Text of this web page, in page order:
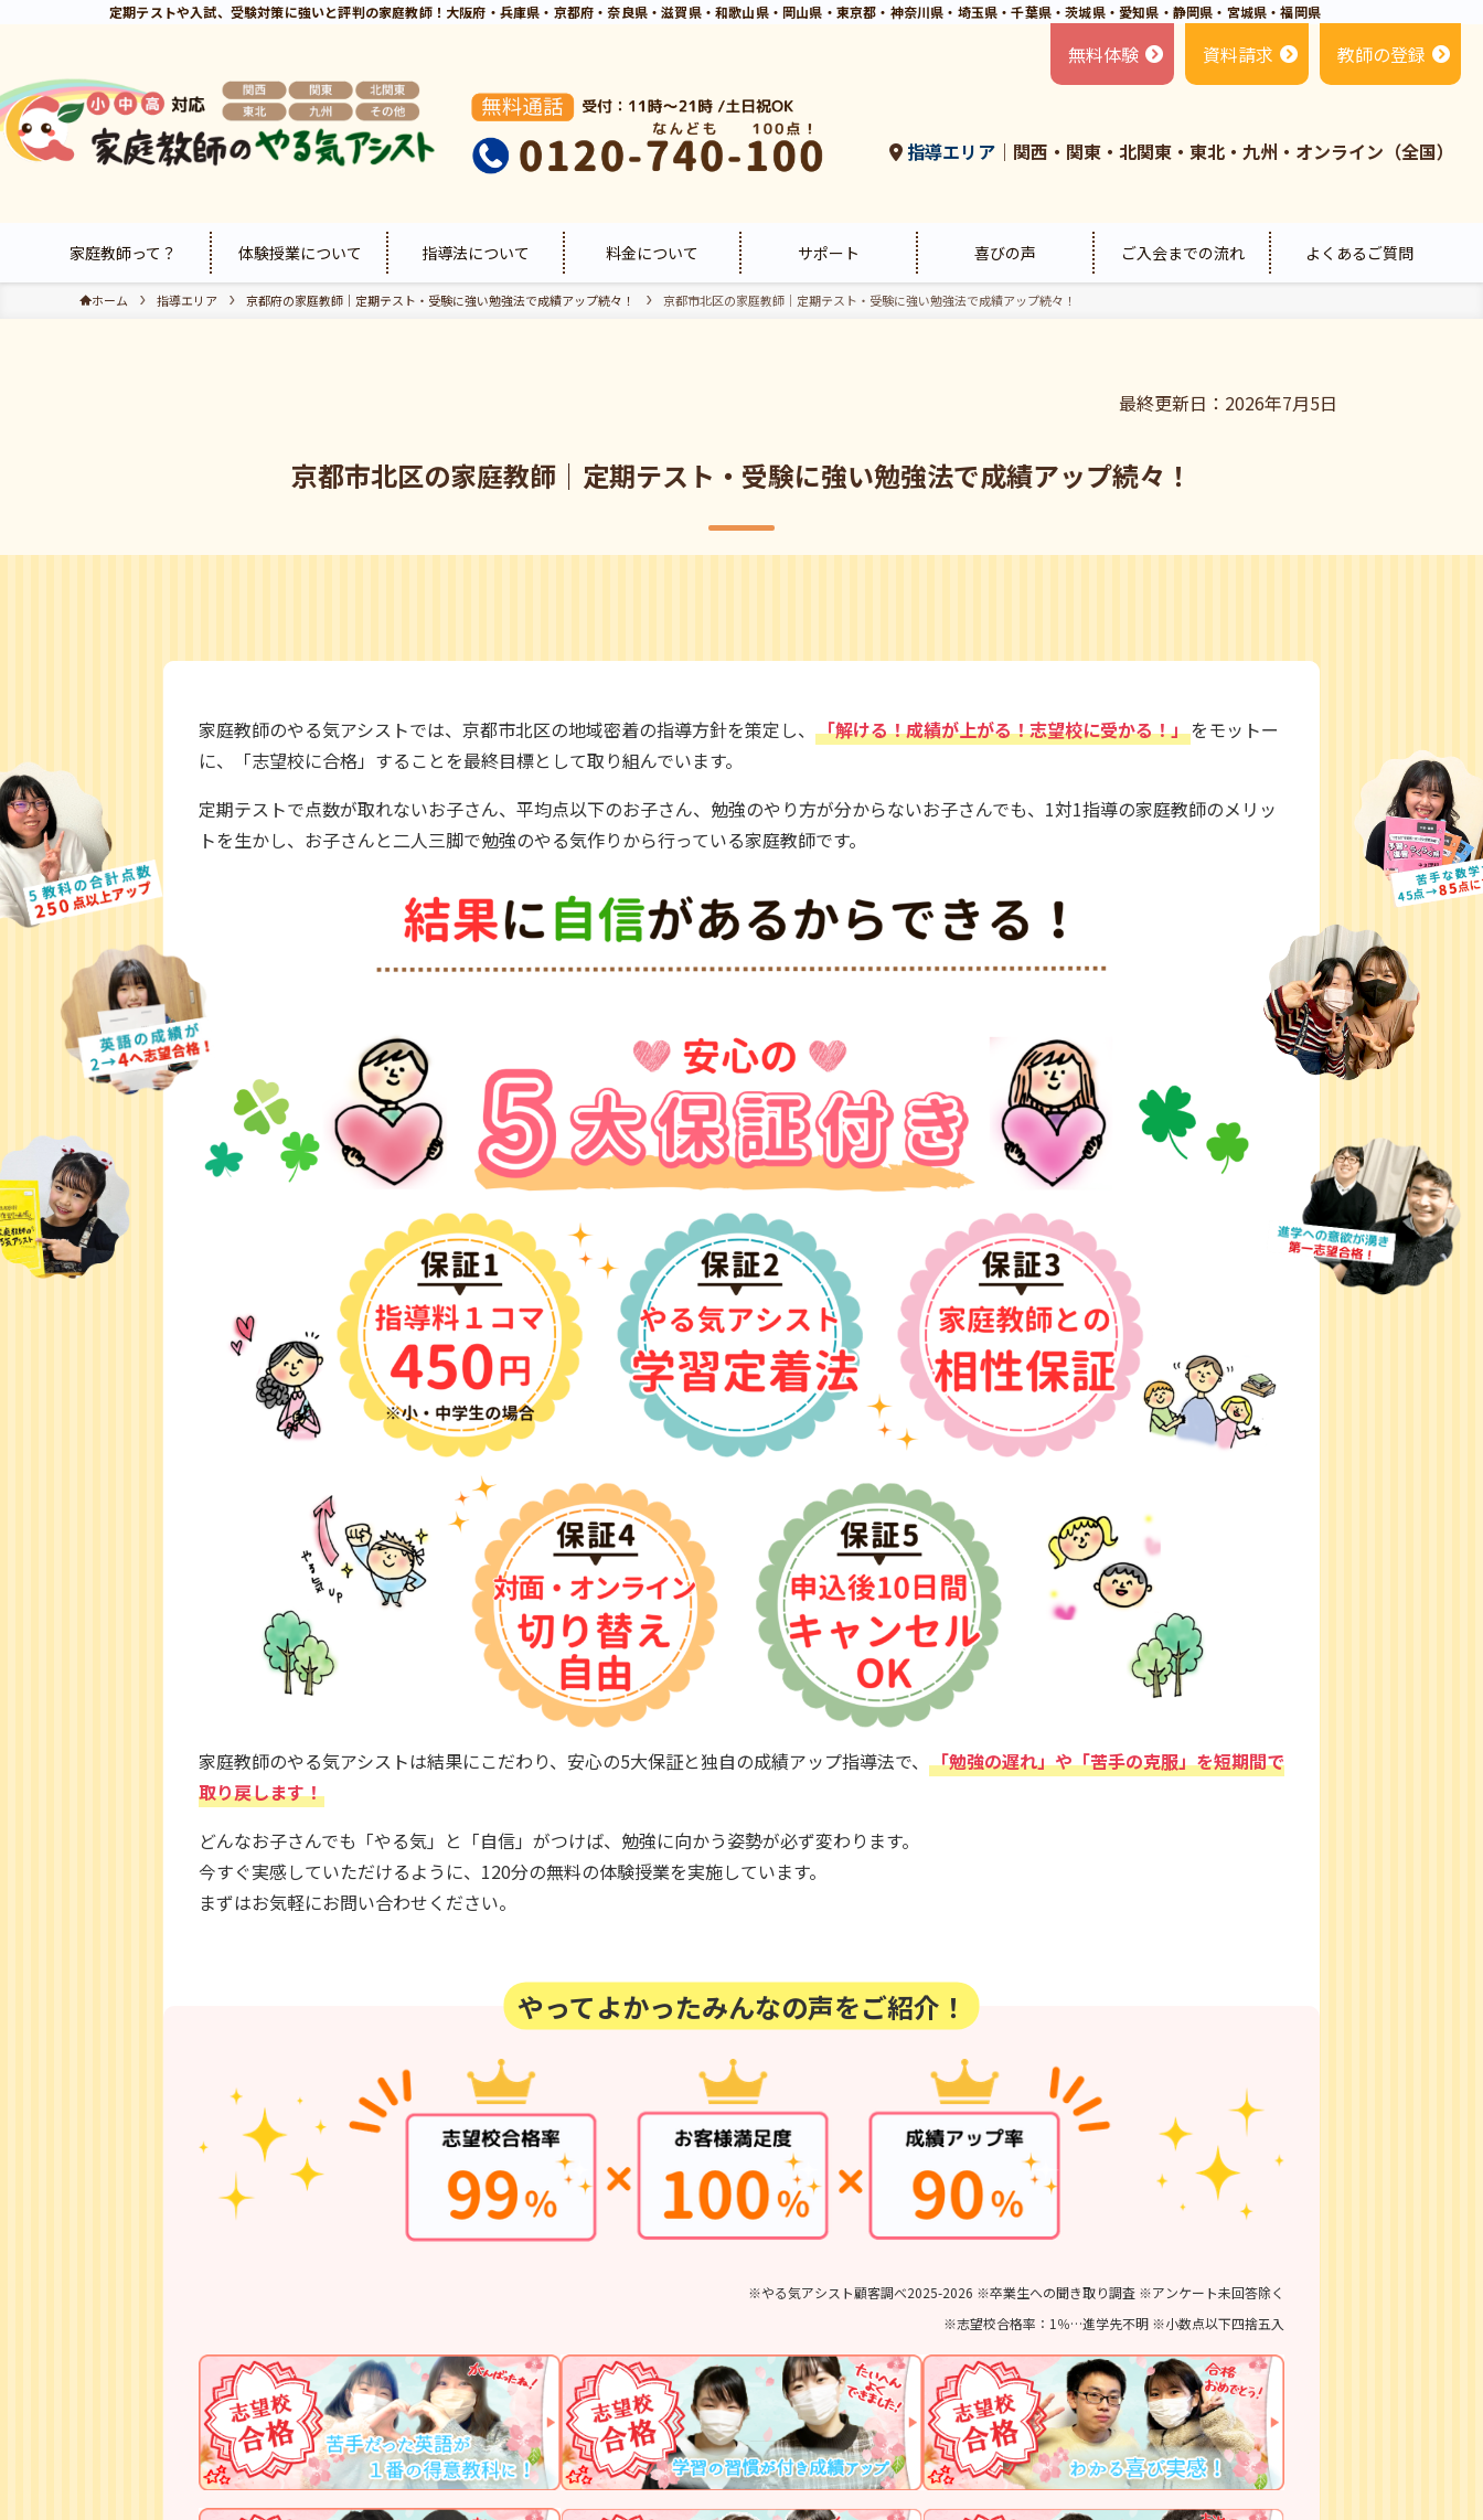
定期テストや入試、受験対策に強いと評判の家庭教師！大阪府・兵庫県・京都府・奈良県・滋賀県・和歌山県・岡山県・東京都・神奈川県・埼玉県・千葉県・茨城県・愛知県・静岡県・宮城県・福岡県
家庭教師って？ 体験授業について 指導法について 料金について サポート 喜びの声 ご入会までの流れ よくあるご質問
指導エリア｜関西・関東・北関東・東北・九州・オンライン（全国）
無料体験 資料請求 教師の登録
ホーム 指導エリア 京都府の家庭教師｜定期テスト・受験に強い勉強法で成績アップ続々！ 京都市北区の家庭教師｜定期テスト・受験に強い勉強法で成績アップ続々！
最終更新日：2026年7月5日
京都市北区の家庭教師｜定期テスト・受験に強い勉強法で成績アップ続々！
家庭教師のやる気アシストでは、京都市北区の地域密着の指導方針を策定し、 「解ける！成績が上がる！志望校に受かる！」をモットー
に、「志望校に合格」することを最終目標として取り組んでいます。
定期テストで点数が取れないお子さん、平均点以下のお子さん、勉強のやり方が分からないお子さんでも、1対1指導の家庭教師のメリッ
トを生かし、お子さんと二人三脚で勉強のやる気作りから行っている家庭教師です。
家庭教師のやる気アシストは結果にこだわり、安心の5大保証と独自の成績アップ指導法で、 「勉強の遅れ」や「苦手の克服」を短期間で
取り戻します！
どんなお子さんでも「やる気」と「自信」がつけば、勉強に向かう姿勢が必ず変わります。
今すぐ実感していただけるように、120分の無料の体験授業を実施しています。
まずはお気軽にお問い合わせください。
やってよかったみんなの声をご紹介！
※やる気アシスト顧客調べ2025-2026 ※卒業生への聞き取り調査 ※アンケート未回答除く
※志望校合格率：1％…進学先不明 ※小数点以下四捨五入